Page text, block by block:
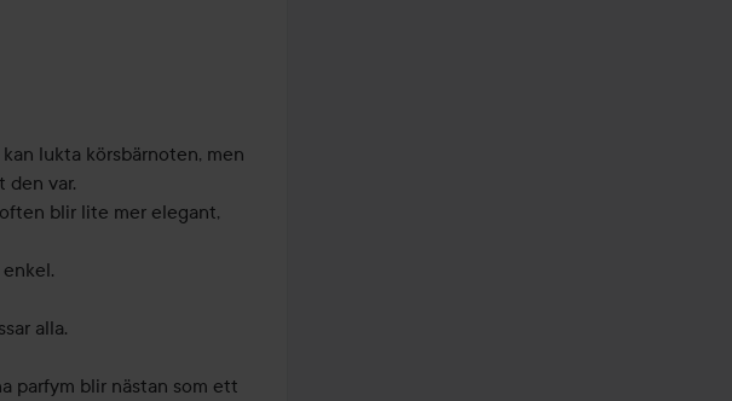
lukta körsbärnoten, men
den var.
blir lite mer elegant,
alla.
parfym blir nästan som ett